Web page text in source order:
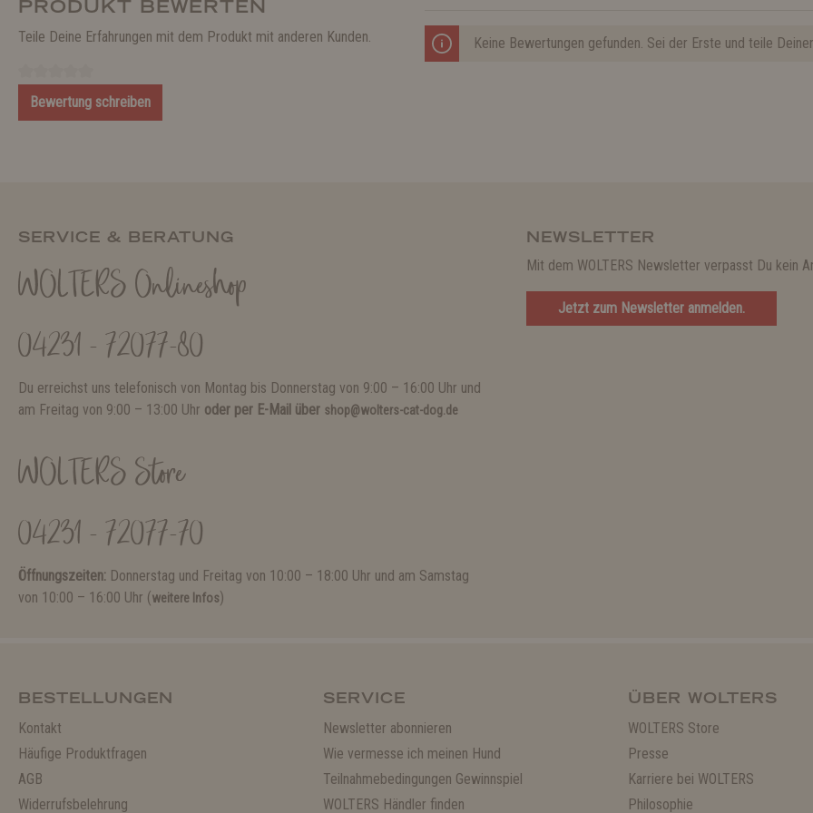
PRODUKT BEWERTEN
Teile Deine Erfahrungen mit dem Produkt mit anderen Kunden.
Bewertung schreiben
Keine Bewertungen gefunden. Sei der Erste und teile
SERVICE & BERATUNG
WOLTERS Onlineshop
04231 - 72077-80
Du erreichst uns telefonisch von Montag bis Donnerstag von 9:00 – 16:00 Uhr und
am Freitag von 9:00 – 13:00 Uhr oder per E-Mail über shop@wolters-cat-dog.de
WOLTERS Store
04231 - 72077-70
Öffnungszeiten: Donnerstag und Freitag von 10:00 – 18:00 Uhr und am Samstag
von 10:00 – 16:00 Uhr (weitere Infos)
NEWSLETTER
Mit dem WOLTERS Newsletter verpasst Du kein
Jetzt zum Newsletter anmelden.
BESTELLUNGEN
Kontakt
Häufige Produktfragen
AGB
Widerrufsbelehrung
SERVICE
Newsletter abonnieren
Wie vermesse ich meinen Hund
Teilnahmebedingungen Gewinnspiel
WOLTERS Händler finden
ÜBER WOLTERS
WOLTERS Store
Presse
Karriere bei WOLTERS
Philosophie